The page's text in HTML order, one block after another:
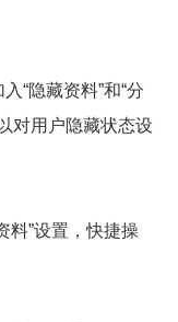
“隐藏资料”和“分
对用户隐藏状态设
料”设置，快捷操